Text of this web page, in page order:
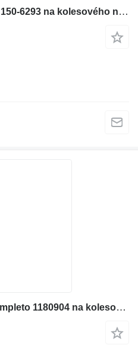
Olejový chladič Caterpillar 150-6293 na kolesového nakladača Caterpillar 928G
Caterpillar 3116 Motore Completo 1180904 na kolesového nakladača Caterpillar 928G - IT28G